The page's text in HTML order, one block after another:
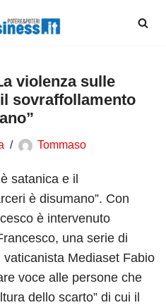
violenza sulle
sovraffollamento
Tommaso
satanica e il
è disumano”. Con
è intervenuto
una serie di
Mediaset Fabio
voce alle persone che
dello scarto” di cui il